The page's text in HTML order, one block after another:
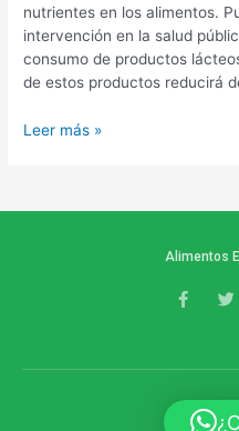
nutrientes en los alimentos.
intervención en la salud
consumo de productos
de estos productos reducirá
Leer más »
Alimentos
a
c
o
k
w
e